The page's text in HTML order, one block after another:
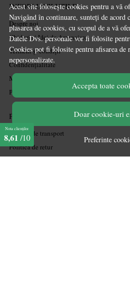
Acest site folosește cookies pentru a vă
Navigând în continuare, sunteți de acord
plasarea de cookies, cu scopul de a vă
Datele Dvs. personale vor fi folosite
Cookies pot fi folosite pentru afisarea de
nepersonalizate.
Accepta toate
Doar cookie-uri
Preferinte
INFORMATII UTILE
Despre noi
Ghiduri și Idei de Amenajare
Termeni și condiții
Confidențialitate
Mărturiile clienților
Politica de Cookies
PLATA SI LIVRARE
Politica de transport
Politica de retur
Nota clienților
8,61 /10